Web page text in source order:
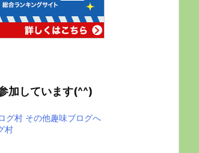
加しています(^^)
村